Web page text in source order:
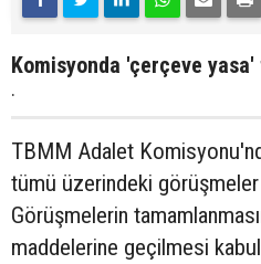
Komisyonda 'çerçeve
.
TBMM Adalet
tümü üzerindeki
Görüşmelerin
maddelerine geçilmesi